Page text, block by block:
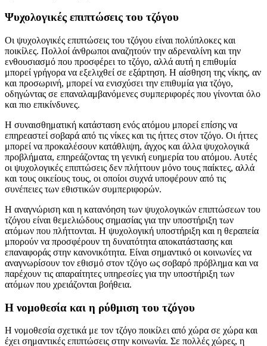
Ψυχολογικές επιπτώσεις του τζόγου
Οι ψυχολογικές επιπτώσεις του τζόγου είναι πολύπλοκες και
ποικίλες. Πολλοί άνθρωποι αναζητούν την αδρεναλίνη και την
ενθουσιασμό που προσφέρει το τζόγο, αλλά αυτή η επιθυμία
μπορεί γρήγορα να εξελιχθεί σε εξάρτηση. Η αίσθηση της νίκης, αν
και προσωρινή, μπορεί να ενισχύσει την επιθυμία για τζόγο,
οδηγώντας σε επαναλαμβανόμενες συμπεριφορές που γίνονται όλο
και πιο επικίνδυνες.
Η συναισθηματική κατάσταση ενός ατόμου μπορεί επίσης να
επηρεαστεί σοβαρά από τις νίκες και τις ήττες στον τζόγο. Οι ήττες
μπορεί να προκαλέσουν κατάθλιψη, άγχος και άλλα ψυχολογικά
προβλήματα, επηρεάζοντας τη γενική ευημερία του ατόμου. Αυτές
οι ψυχολογικές επιπτώσεις δεν πλήττουν μόνο τους παίκτες, αλλά
και τους οικείους τους, οι οποίοι συχνά υποφέρουν από τις
συνέπειες των εθιστικών συμπεριφορών.
Η αναγνώριση και η κατανόηση των ψυχολογικών επιπτώσεων του
τζόγου είναι θεμελιώδους σημασίας για την υποστήριξη των
ατόμων που πλήττονται. Η ψυχολογική υποστήριξη και η θεραπεία
μπορούν να προσφέρουν τη δυνατότητα αποκατάστασης και
επαναφοράς στην κανονικότητα. Είναι σημαντικό οι κοινωνίες να
αναγνωρίσουν τον εθισμό στον τζόγο ως σοβαρό πρόβλημα και να
παρέχουν τις απαραίτητες υπηρεσίες για την υποστήριξη των
ατόμων που χρειάζονται βοήθεια.
Η νομοθεσία και η ρύθμιση του τζόγου
Η νομοθεσία σχετικά με τον τζόγο ποικίλει από χώρα σε χώρα και
έχει σημαντικές επιπτώσεις στην κοινωνία. Σε πολλές χώρες, η